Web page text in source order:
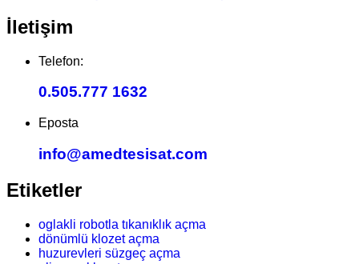
İletişim
Telefon:
0.505.777 1632
Eposta
info@amedtesisat.com
Etiketler
oglakli robotla tıkanıklık açma
dönümlü klozet açma
huzurevleri süzgeç açma